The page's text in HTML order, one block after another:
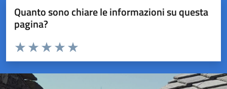
Quanto sono chiare le informazioni su questa
pagina?
Valuta da 1 a 5 stelle la pagina
Valuta 5 stelle su 5
Valuta 4 stelle su 5
Valuta 3 stelle su 5
Valuta 2 stelle su 5
Valuta 1 stelle su 5